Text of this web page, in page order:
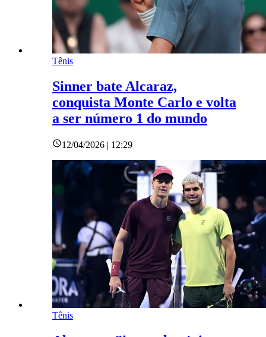
Tênis
Sinner bate Alcaraz,
conquista Monte Carlo e volta
a ser número 1 do mundo
12/04/2026 | 12:29
Tênis